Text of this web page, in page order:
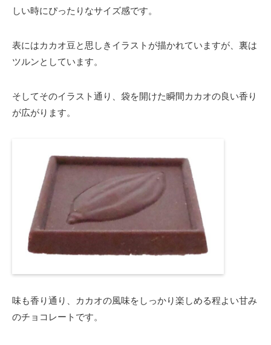
しい時にぴったりなサイズ感です。
表にはカカオ豆と思しきイラストが描かれていますが、裏は
ツルンとしています。
そしてそのイラスト通り、袋を開けた瞬間カカオの良い香り
が広がります。
味も香り通り、カカオの風味をしっかり楽しめる程よい甘み
のチョコレートです。